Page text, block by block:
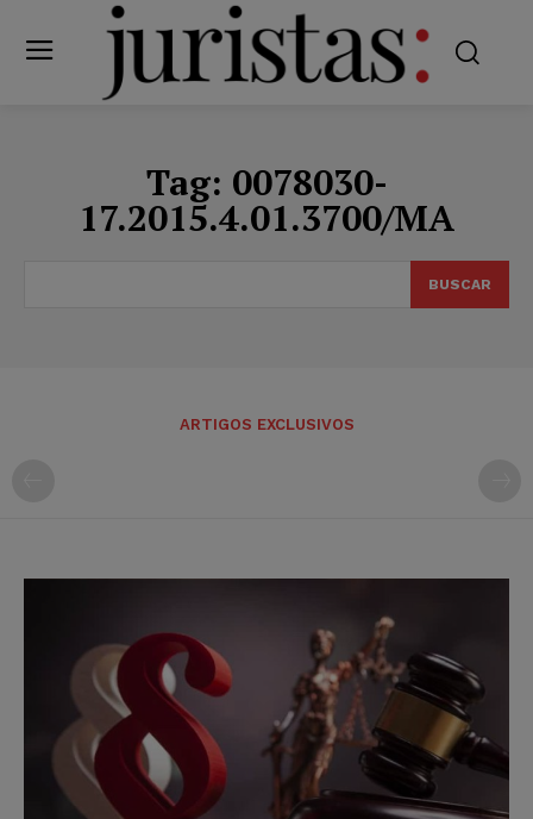
Tag: 0078030-
17.2015.4.01.3700/MA
BUSCAR
ARTIGOS EXCLUSIVOS